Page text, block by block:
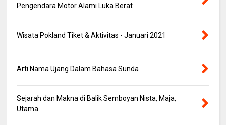
Pengendara Motor Alami Luka Berat
Wisata Pokland Tiket & Aktivitas - Januari 2021
Arti Nama Ujang Dalam Bahasa Sunda
Sejarah dan Makna di Balik Semboyan Nista, Maja,
Utama